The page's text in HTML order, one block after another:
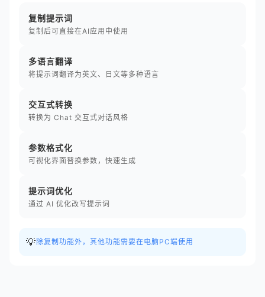
复制提示词
复制后可直接在AI应用中使用
多语言翻译
将提示词翻译为英文、日文等多种语言
交互式转换
转换为 Chat 交互式对话风格
参数格式化
可视化界面替换参数，快速生成
提示词优化
通过 AI 优化改写提示词
💡 除复制功能外，其他功能需要在电脑PC端使用